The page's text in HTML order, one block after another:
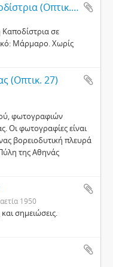
Ανδριάντας του Ιωάννη Καποδίστρια (Οπτικ. 15)
σε
Μάρμαρο. Χωρίς
(Οπτικ. 27)
φωτογραφιών
Οι φωτογραφίες είναι
βορειοδυτική πλευρά
της Αθηνάς
1950
σημειώσεις.